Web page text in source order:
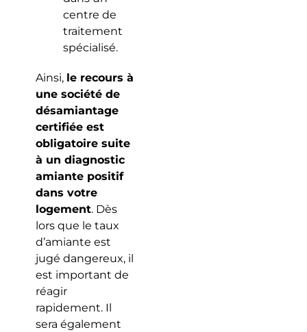
centre de
traitement
spécialisé.
Ainsi, le recours à
une société de
désamiantage
certifiée est
obligatoire suite
à un diagnostic
amiante positif
dans votre
logement. Dès
lors que le taux
d’amiante est
jugé dangereux, il
est important de
réagir
rapidement. Il
sera également